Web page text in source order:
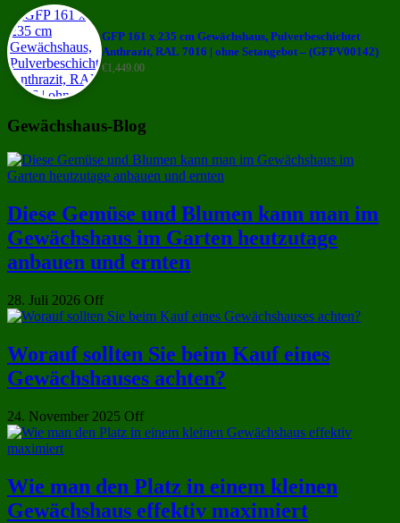
GFP 161 x 235 cm Gewächshaus, Pulverbeschichtet
Anthrazit, RAL 7016 | ohne Setangebot – (GFPV00142)
€1,449.00
Gewächshaus-Blog
Diese Gemüse und Blumen kann man im
Gewächshaus im Garten heutzutage
anbauen und ernten
28. Juli 2026 Off
Worauf sollten Sie beim Kauf eines
Gewächshauses achten?
24. November 2025 Off
Wie man den Platz in einem kleinen
Gewächshaus effektiv maximiert